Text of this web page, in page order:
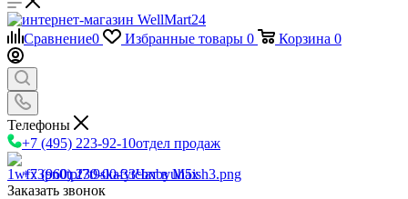
Сравнение0 Избранные товары 0 Корзина 0
Телефоны
+7 (495) 223-92-10отдел продаж
+7 (960) 230-00-33Чат в Max
Заказать звонок